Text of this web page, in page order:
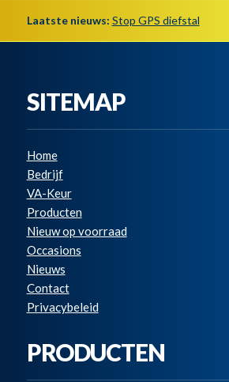
Laatste nieuws: Stop GPS diefstal
SITEMAP
Home
Bedrijf
VA-Keur
Producten
Nieuw op voorraad
Occasions
Nieuws
Contact
Privacybeleid
PRODUCTEN